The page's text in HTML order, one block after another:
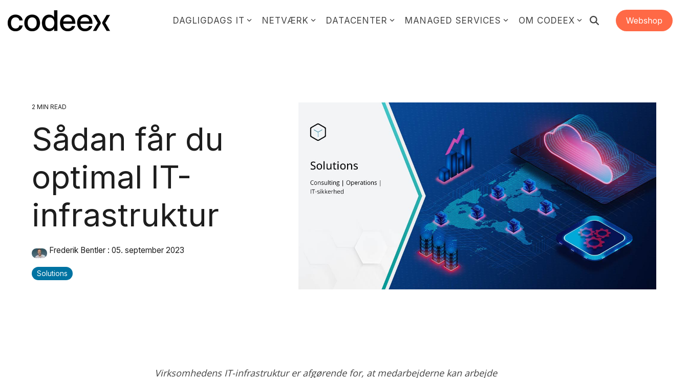
the
main
DAGLIGDAGS IT NETVÆRK DATACENTER MANAGED SERVICES OM CODEEX
2 MIN READ
Sådan får du
optimal IT-
infrastruktur
Frederik Bentler : 05. september 2023
Solutions
Virksomhedens IT-infrastruktur er afgørende for, at medarbejderne kan arbejde